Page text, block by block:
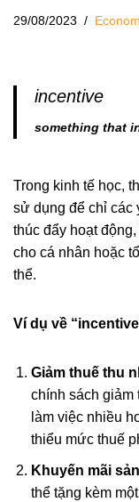
29/08/2023
incentive
something that
Trong kinh tế học,
sử dụng để chỉ các
thúc đẩy hoạt
cho cá nhân hoặc
thể.
Ví dụ về
Giảm thuế thu
chính sách giảm
làm việc nhiều
thiểu mức thuế
Khuyến mãi
thể tặng kèm